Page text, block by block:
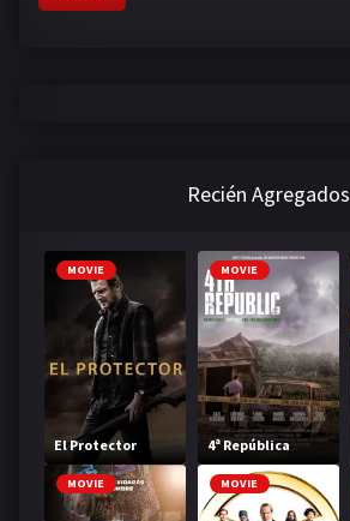
Recién Agregados
MOVIE
El Protector
MOVIE
4ª República
MOVIE MOVIE